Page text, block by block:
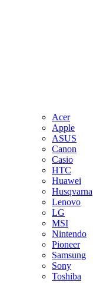
Acer
Apple
ASUS
Canon
Casio
HTC
Huawei
Husqvarna
Lenovo
LG
MSI
Nintendo
Pioneer
Samsung
Sony
Toshiba